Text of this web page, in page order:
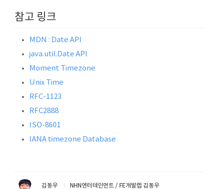
참고 링크
MDN : Date API
java.util.Date API
Moment Timezone
Unix Time
RFC-1123
RFC2888
ISO-8601
IANA timezone Database
김동우 NHN엔터테인먼트 / FE개발랩 김동우